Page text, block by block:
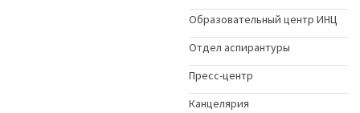
Образовательный центр ИНЦ
Отдел аспирантуры
Пресс-центр
Канцелярия